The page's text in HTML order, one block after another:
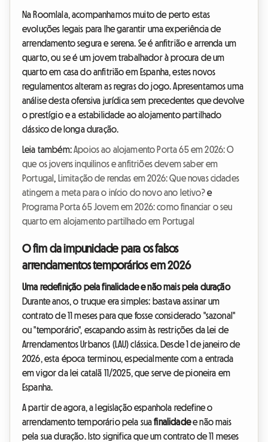
Na Roomlala, acompanhamos muito de perto estas
evoluções legais para lhe garantir uma experiência de
arrendamento segura e serena. Se é anfitrião e arrenda um
quarto, ou se é um jovem trabalhador à procura de um
quarto em casa do anfitrião em Espanha, estes novos
regulamentos alteram as regras do jogo. Apresentamos uma
análise desta ofensiva jurídica sem precedentes que devolve
o prestígio e a estabilidade ao alojamento partilhado
clássico de longa duração.
Leia também:Apoios ao alojamento Porta 65 em 2026: O
que os jovens inquilinos e anfitriões devem saber em
Portugal , Limitação de rendas em 2026: Que novas cidades
atingem a meta para o início do novo ano letivo?e
Programa Porta 65 Jovem em 2026: como financiar o seu
quarto em alojamento partilhado em Portugal
O fim da impunidade para os falsos
arrendamentos temporários em 2026
Uma redefinição pela finalidade e não mais pela duração
Durante anos, o truque era simples: bastava assinar um
contrato de 11 meses para que fosse considerado "sazonal"
ou "temporário", escapando assim às restrições da Lei de
Arrendamentos Urbanos (LAU) clássica. Desde 1 de janeiro de
2026, esta época terminou, especialmente com a entrada
em vigor da lei catalã 11/2025, que serve de pioneira em
Espanha.
A partir de agora, a legislação espanhola redefine o
arrendamento temporário pela suafinalidadee não mais
pela sua duração. Isto significa que um contrato de 11 meses